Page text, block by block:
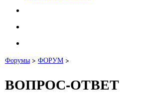
Форумы > ФОРУМ >
ВОПРОС-ОТВЕТ